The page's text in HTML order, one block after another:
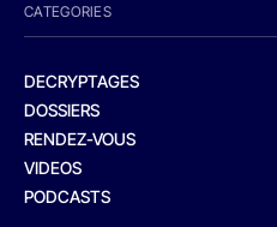
CATEGORIES
DECRYPTAGES
DOSSIERS
RENDEZ-VOUS
VIDEOS
PODCASTS